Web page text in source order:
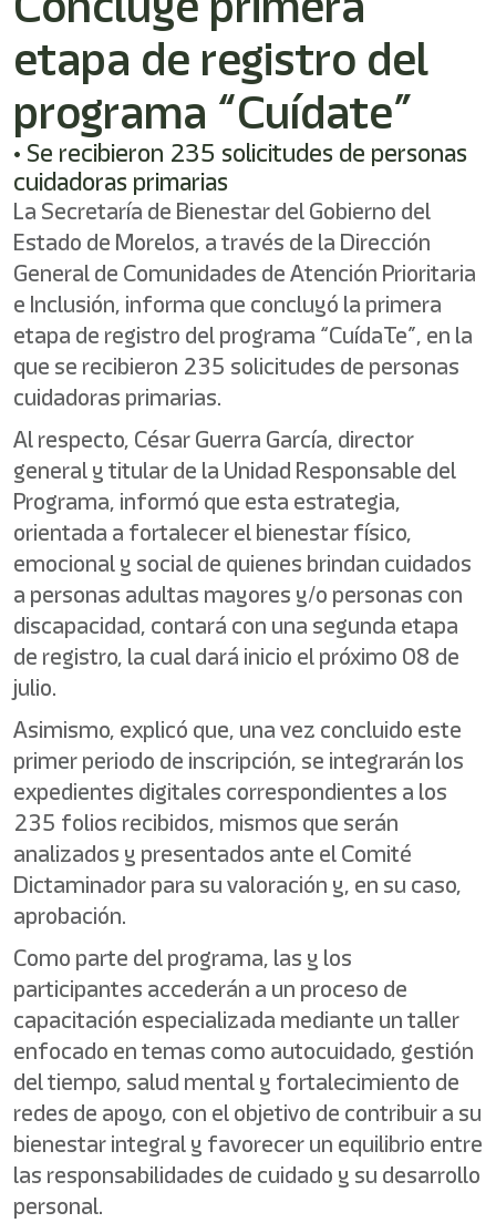
activates
screen
help
you
navigate
and
interact
with
the
etapa de registro del
programa “Cuídate”
• Se recibieron 235 solicitudes de personas
cuidadoras primarias
La Secretaría de Bienestar del Gobierno del
Estado de Morelos, a través de la Dirección
General de Comunidades de Atención Prioritaria
e Inclusión, informa que concluyó la primera
etapa de registro del programa “CuídaTe”, en la
que se recibieron 235 solicitudes de personas
cuidadoras primarias.
Al respecto, César Guerra García, director
general y titular de la Unidad Responsable del
Programa, informó que esta estrategia,
orientada a fortalecer el bienestar físico,
emocional y social de quienes brindan cuidados
a personas adultas mayores y/o personas con
discapacidad, contará con una segunda etapa
de registro, la cual dará inicio el próximo 08 de
julio.
Asimismo, explicó que, una vez concluido este
primer periodo de inscripción, se integrarán los
expedientes digitales correspondientes a los
235 folios recibidos, mismos que serán
analizados y presentados ante el Comité
Dictaminador para su valoración y, en su caso,
aprobación.
Como parte del programa, las y los
participantes accederán a un proceso de
capacitación especializada mediante un taller
enfocado en temas como autocuidado, gestión
del tiempo, salud mental y fortalecimiento de
redes de apoyo, con el objetivo de contribuir a su
bienestar integral y favorecer un equilibrio entre
las responsabilidades de cuidado y su desarrollo
personal.